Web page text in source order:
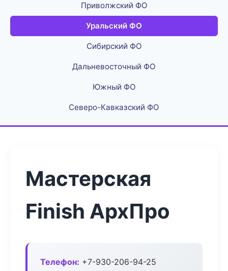
Приволжский ФО
Уральский ФО
Сибирский ФО
Дальневосточный ФО
Южный ФО
Северо-Кавказский ФО
Мастерская
Finish АрхПро
Телефон: +7-930-206-94-25